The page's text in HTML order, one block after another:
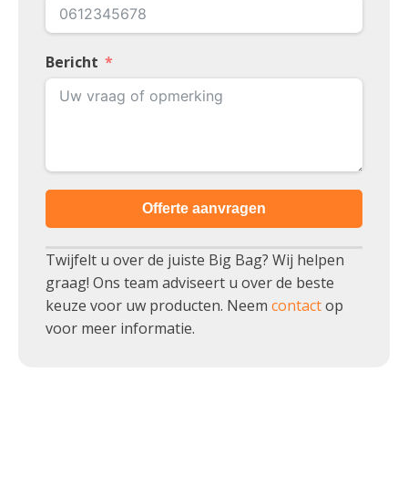
Bericht
Offerte aanvragen
Twijfelt u over de juiste Big Bag? Wij helpen
graag! Ons team adviseert u over de beste
keuze voor uw producten. Neem contactop
voor meer informatie.